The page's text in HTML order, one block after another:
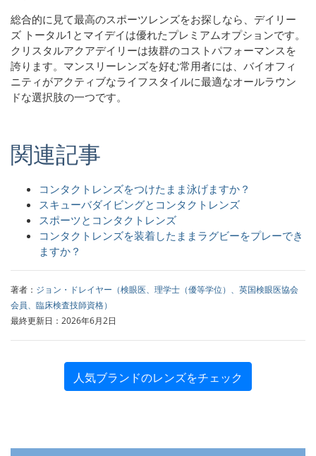
総合的に見て最高のスポーツレンズをお探しなら、デイリー
ズ トータル1とマイデイは優れたプレミアムオプションです。
クリスタルアクアデイリーは抜群のコストパフォーマンスを
誇ります。マンスリーレンズを好む常用者には、バイオフィ
ニティがアクティブなライフスタイルに最適なオールラウン
ドな選択肢の一つです。
関連記事
コンタクトレンズをつけたまま泳げますか？
スキューバダイビングとコンタクトレンズ
スポーツとコンタクトレンズ
コンタクトレンズを装着したままラグビーをプレーでき
ますか？
著者： ジョン・ドレイヤー（検眼医、理学士（優等学位）、英国検眼医協会
会員、臨床検査技師資格）
最終更新日：2026年6月2日
人気ブランドのレンズをチェック